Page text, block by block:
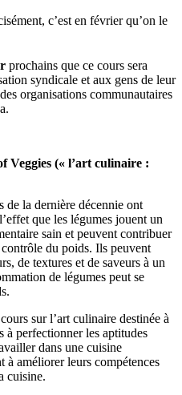
c’est en février qu’on le
prochains que ce cours sera
syndicale et aux gens de leur
organisations communautaires
Veggies (« l’art culinaire :
de la dernière décennie ont
que les légumes jouent un
sain et peuvent contribuer
du poids. Ils peuvent
de textures et de saveurs à un
de légumes peut se
sur l’art culinaire destinée à
à perfectionner les aptitudes
dans une cuisine
à améliorer leurs compétences
cuisine.